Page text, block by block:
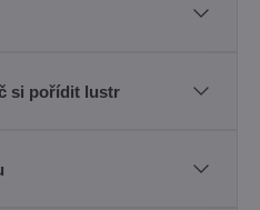
si pořídit lustr